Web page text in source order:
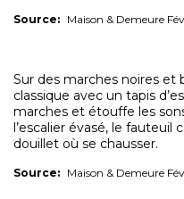
Source: Maison & Demeure
Sur des marches noires et
classique avec un tapis
marches et étouffe les
l’escalier évasé, le
douillet où se chausser.
Source: Maison & Demeure